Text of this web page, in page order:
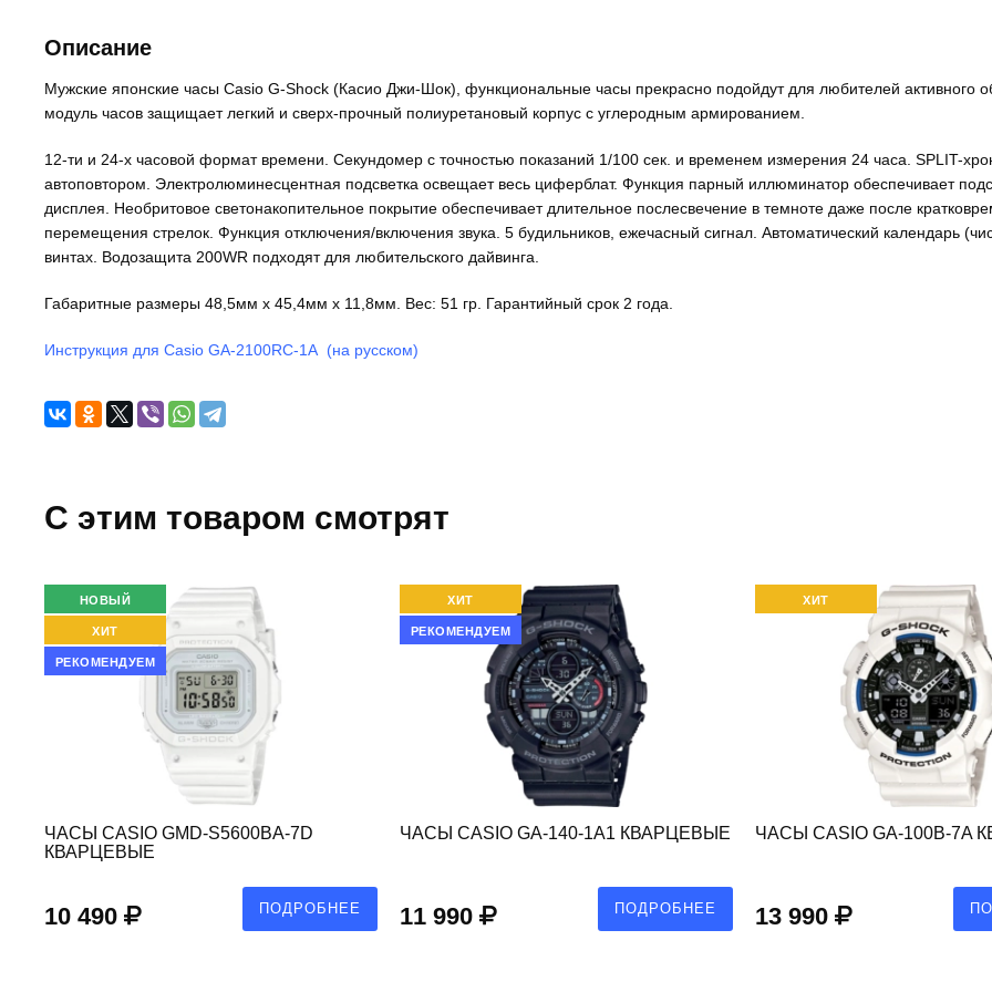
Описание
Мужские японские часы Casio G-Shock (Касио Джи-Шок), функциональные часы прекрасно подойдут для любителей активного
модуль часов защищает легкий и сверх-прочный полиуретановый корпус с углеродным армированием.
12-ти и 24-х часовой формат времени. Секундомер с точностью показаний 1/100 сек. и временем измерения 24 часа. SPLIT-
автоповтором. Электролюминесцентная подсветка освещает весь циферблат. Функция парный иллюминатор обеспечивает
дисплея. Необритовое светонакопительное покрытие обеспечивает длительное послесвечение в темноте даже после
перемещения стрелок. Функция отключения/включения звука. 5 будильников, ежечасный сигнал. Автоматический календарь
винтах. Водозащита 200WR подходят для любительского дайвинга.
Габаритные размеры 48,5мм x 45,4мм x 11,8мм. Вес: 51 гр. Гарантийный срок 2 года.
Инструкция для Casio GA-2100RC-1A (на русском)
C этим товаром смотрят
НОВЫЙ
ХИТ
РЕКОМЕНДУЕМ
ЧАСЫ CASIO GMD-S5600BA-7D
КВАРЦЕВЫЕ
10 490 ПОДРОБНЕЕ
ХИТ
РЕКОМЕНДУЕМ
ЧАСЫ CASIO GA-140-1A1 КВАРЦЕВЫЕ
11 990 ПОДРОБНЕЕ
ХИТ
ЧАСЫ CASIO GA-100B-7A
13 990